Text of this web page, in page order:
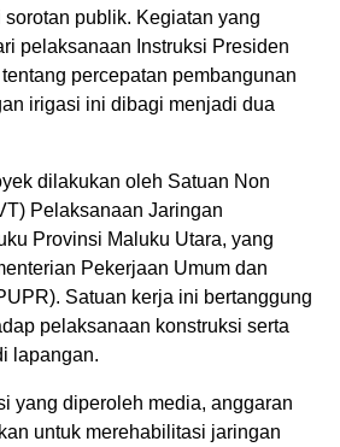
publik. Kegiatan yang
pelaksanaan Instruksi Presiden
percepatan pembangunan
irigasi ini dibagi menjadi dua
dilakukan oleh Satuan Non
Pelaksanaan Jaringan
Provinsi Maluku Utara, yang
Pekerjaan Umum dan
Satuan kerja ini bertanggung
pelaksanaan konstruksi serta
lapangan.
yang diperoleh media, anggaran
untuk merehabilitasi jaringan